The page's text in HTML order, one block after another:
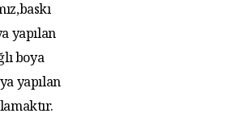
yapılan
boya
yapılan